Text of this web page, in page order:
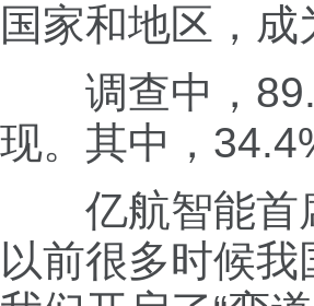
国家和地区，
调查中，
现。其中，
亿航智能首席
以前很多时候